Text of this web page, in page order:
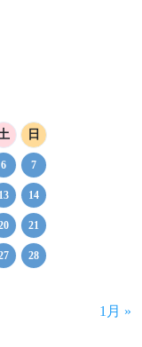
日
6 7
13 14
21
28
1月 »